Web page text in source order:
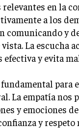
relevantes en la
a los
comunicando y
La escucha
y evita
para
La empatía nos
y emociones
y respeto